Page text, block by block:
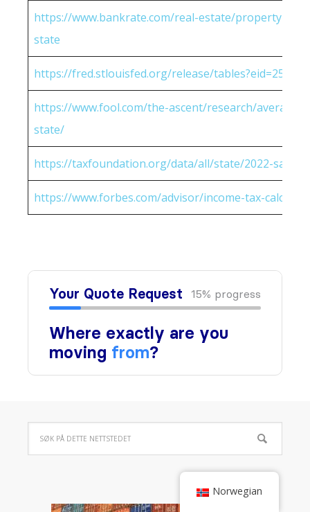
https://www.bankrate.com/real-estate/property-
state
https://fred.stlouisfed.org/release/
https://www.fool.com/the-ascent/research/average-
state/
https://taxfoundation.org/data/all/state/2022-sales-
https://www.forbes.com/advisor/income-tax-
Norwegian